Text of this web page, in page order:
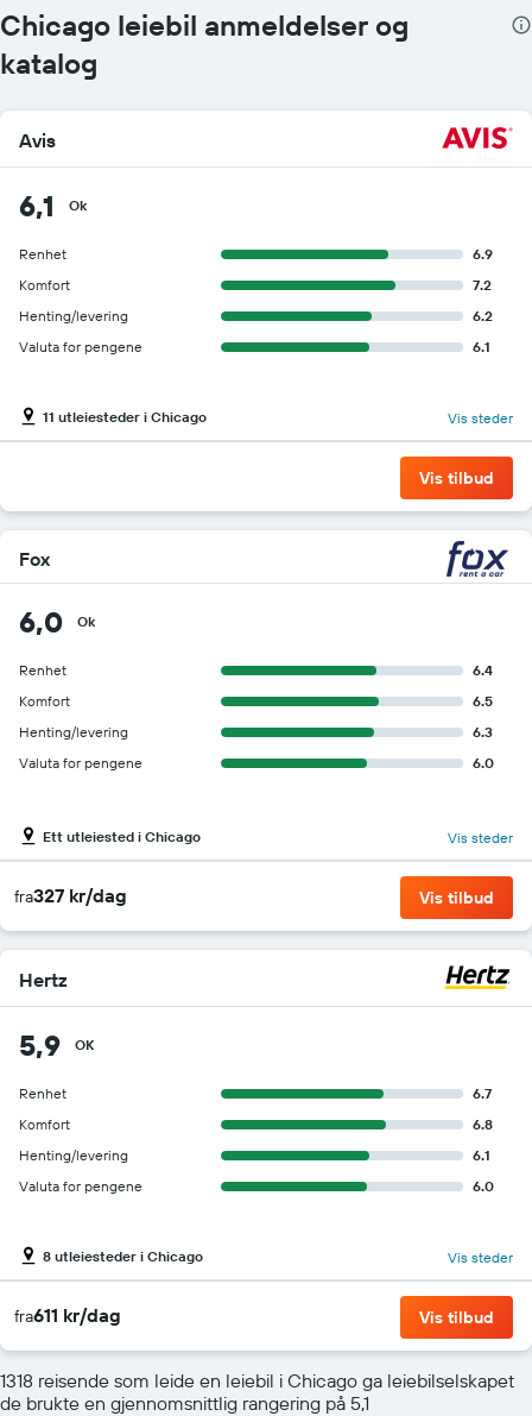
Chicago leiebil anmeldelser og
katalog
Avis
6,1 Ok
Renhet
6.9
Komfort
7.2
Henting/levering
6.2
Valuta for pengene
6.1
11 utleiesteder i Chicago Vis steder
Vis tilbud
Fox
6,0 Ok
Renhet
6.4
Komfort
6.5
Henting/levering
6.3
Valuta for pengene
6.0
Ett utleiested i Chicago Vis steder
fra327 kr/dag Vis tilbud
Hertz
5,9 OK
Renhet
6.7
Komfort
6.8
Henting/levering
6.1
Valuta for pengene
6.0
8 utleiesteder i Chicago Vis steder
fra611 kr/dag Vis tilbud
1318 reisende som leide en leiebil i Chicago ga leiebilselskapet
de brukte en gjennomsnittlig rangering på 5,1